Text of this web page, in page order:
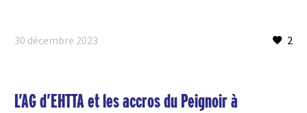
2
30 décembre 2023
L’AG d’EHTTA et les accros du Peignoir à